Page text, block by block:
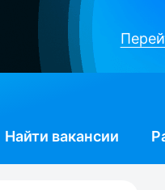
Найти вакансии